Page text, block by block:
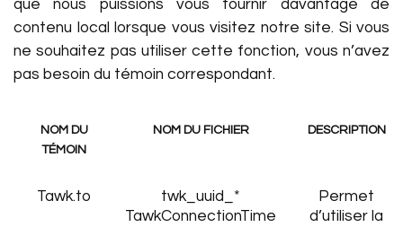
que nous puissions vous fournir davantage de
contenu local lorsque vous visitez notre site. Si vous
ne souhaitez pas utiliser cette fonction, vous n’avez
pas besoin du témoin correspondant.
NOM DU
TÉMOIN
NOM DU FICHIER DESCRIPTION
Tawk.to
twk_uuid_*
TawkConnectionTime
Permet
d’utiliser la